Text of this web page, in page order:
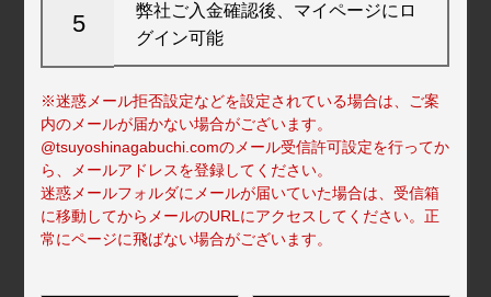
5
弊社ご入金確認後、マイページにロ
グイン可能
※迷惑メール拒否設定などを設定されている場合は、ご案
内のメールが届かない場合がございます。
@tsuyoshinagabuchi.comのメール受信許可設定を行ってか
ら、メールアドレスを登録してください。
迷惑メールフォルダにメールが届いていた場合は、受信箱
に移動してからメールのURLにアクセスしてください。正
常にページに飛ばない場合がございます。